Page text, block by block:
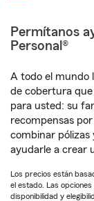
Permítanos
Personal®
A todo el mundo
de cobertura
para usted: su
recompensas
combinar pólizas
ayudarle a crear
Los precios están
el estado. Las
disponibilidad y